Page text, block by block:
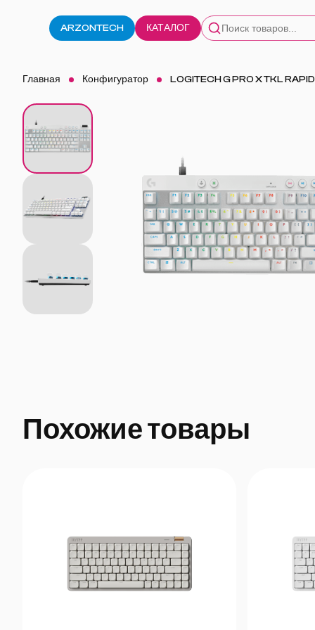
ARZONTECH КАТАЛОГ
Главная Конфигуратор LOGITECH G PRO X TKL
Похожие товары